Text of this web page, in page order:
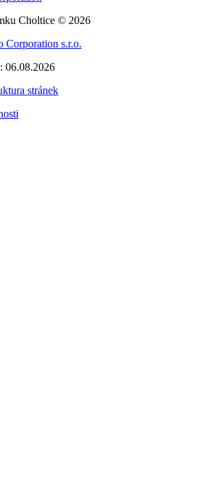
Choltice © 2026
Corporation s.r.o.
06.08.2026
stránek